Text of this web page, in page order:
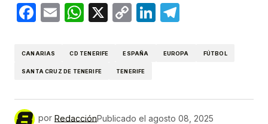
Facebook
EmailWhatsApp
X
CopyLinkedIn
CANARIAS CD TENERIFE ESPAÑA EUROPA FÚTBOL
SANTA CRUZ DE TENERIFE TENERIFE
por RedacciónPublicado el agosto 08, 2025